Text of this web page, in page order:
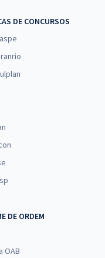
Agropecuária - Opção
(-20%)
Agropecuária - Opção
- Subárea: Segurança e
DE CONCURSOS
DE ORDEM
OAB